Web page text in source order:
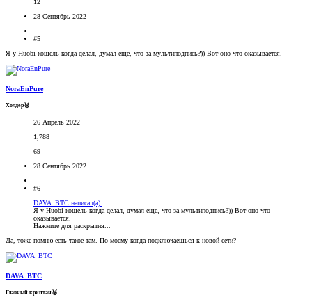
28 Сентябрь 2022
#5
Я у Huobi кошель когда делал, думал еще, что за мультиподпись?)) Вот оно что оказывается.
NoraEnPure
Холдер🥉
26 Апрель 2022
1,788
69
28 Сентябрь 2022
#6
DAVA_BTC написал(а):
Я у Huobi кошель когда делал, думал еще, что за мультиподпись?)) Вот оно что
оказывается.
Нажмите для раскрытия...
Да, тоже помню есть такое там. По моему когда подключаешься к новой сети?
DAVA_BTC
Главный криптан🥈